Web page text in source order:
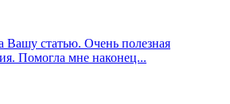
Вашу статью. Очень полезная
Помогла мне наконец...